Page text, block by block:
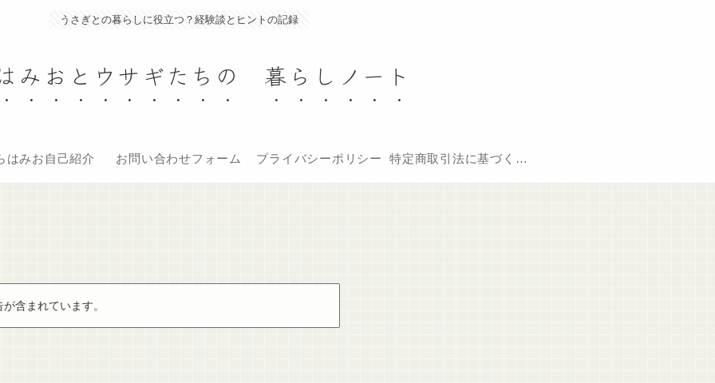
うさぎとの暮らしに役立つ？経験談とヒントの記録
みおとウサギたちの 暮らしノート
はみお自己紹介 お問い合わせフォーム プライバシーポリシー 特定商取引法に基づく表記
含まれています。